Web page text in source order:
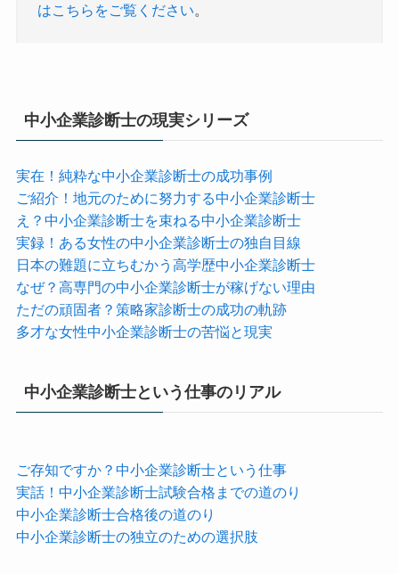
はこちらをご覧ください。
中小企業診断士の現実シリーズ
実在！純粋な中小企業診断士の成功事例
ご紹介！地元のために努力する中小企業診断士
え？中小企業診断士を束ねる中小企業診断士
実録！ある女性の中小企業診断士の独自目線
日本の難題に立ちむかう高学歴中小企業診断士
なぜ？高専門の中小企業診断士が稼げない理由
ただの頑固者？策略家診断士の成功の軌跡
多才な女性中小企業診断士の苦悩と現実
中小企業診断士という仕事のリアル
ご存知ですか？中小企業診断士という仕事
実話！中小企業診断士試験合格までの道のり
中小企業診断士合格後の道のり
中小企業診断士の独立のための選択肢